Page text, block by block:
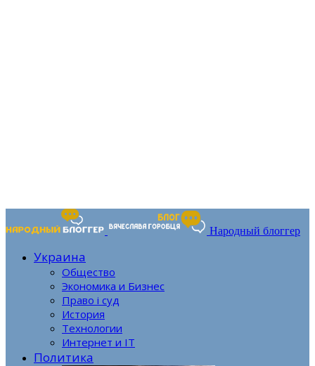
Народный блоггер
Украина
Общество
Экономика и Бизнес
Право і суд
История
Технологии
Интернет и IT
Политика